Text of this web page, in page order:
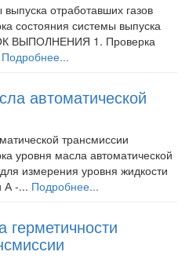
отработавших газов
состояния системы выпуска
ВЫПОЛНЕНИЯ 1. Проверка
Подробнее...
автоматической
трансмиссии
уровня масла автоматической
измерения уровня жидкости
А -... Подробнее...
герметичности